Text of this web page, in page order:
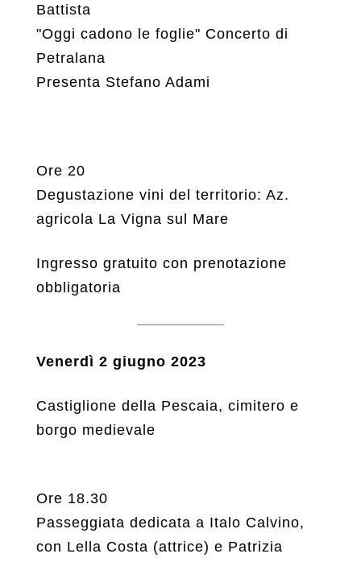
Battista
"Oggi cadono le foglie" Concerto di
Petralana
Presenta Stefano Adami
Ore 20
Degustazione vini del territorio: Az.
agricola La Vigna sul Mare
Ingresso gratuito con prenotazione
obbligatoria
Venerdì 2 giugno 2023
Castiglione della Pescaia, cimitero e
borgo medievale
Ore 18.30
Passeggiata dedicata a Italo Calvino,
con Lella Costa (attrice) e Patrizia